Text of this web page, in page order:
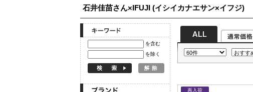
カテゴリ
雑誌掲載アイテム
お気に入り
ランキング
石井佳苗さん×IFUJI (イシイカナエサン×イフジ)
を含む
を除く
再入荷